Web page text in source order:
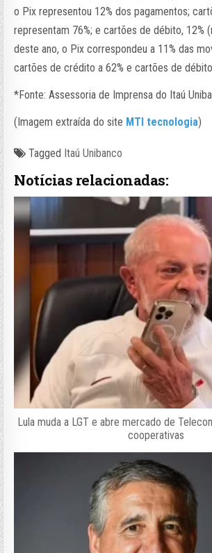
o Pix representou 12% dos pagamentos;
representam 76%; e cartões de débito, 12%
deste ano, o Pix correspondeu a 11% das
cartões de crédito a 62% e cartões de
*Fonte: Assessoria de Imprensa do Itaú
(Imagem extraída do site MTI tecnologia)
Tagged Itaú Unibanco
Notícias relacionadas:
Lula muda a LGT e abre mercado de
cooperativas